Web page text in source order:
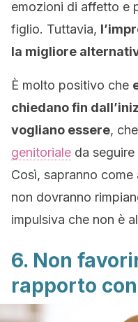
emozioni di affetto e
figlio. Tuttavia,
la migliore
È molto positivo che
chiedano fin
vogliano essere,
genitoriale da
Così, sapranno
non dovranno
impulsiva che non è
6. Non
rapporto